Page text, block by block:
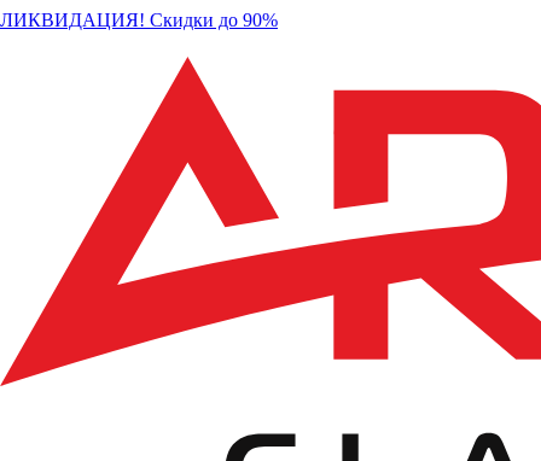
ЛИКВИДАЦИЯ! Скидки до 90%